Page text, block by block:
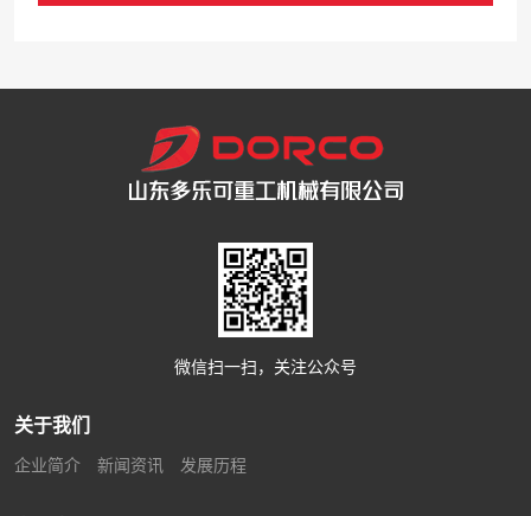
Shandong Dorco Heavy Machinery Co., LTD.
刘经理
info@sddorco.com
青岛市胶州市铺集镇朱诸路以
微信扫一扫，关注公众号
关于我们
企业简介 新闻资讯 发展历程